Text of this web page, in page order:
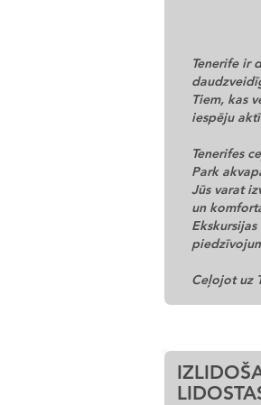
Tenerife ir
Tiem, kas
iespēju
Tenerifes
Park
Jūs varat
un
Ceļojot uz